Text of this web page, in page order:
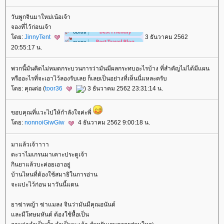
วันพูกจินมาใหม่เน้อเจ้า
จองที่ไว้ก่อนเจ้า
ดย: JinnyTent
3 ธันวาคม 2562
20:55:17 น.
พวกนี้มันคิดไม่หมดกระบวนการว่ามันมีผลกระทบอะไรบ้าง ที่สำคัญไม่ได้มีแผน
หรืออะไรที่จะเอาไว้ลองรับเลย ก็เลยเป็นอย่างที่เห็นนี่แหละครับ
ดย: คุณต่อ (toor36 ) 3 ธันวาคม 2562 23:31:14 น.
ขอบคุณที่แวะไปให้กำลังใจค่ะพี่
ดย: nonnoiGiwGiw 4 ธันวาคม 2562 9:00:18 น.
มาแล้วเจ้าาาา
ตะวาไมเกรนมาเคาะประตูเจ้า
กินยาแล้วบะค่อยเอาอยู่
บ้านไหนที่ต้องใช้สมาธิในการอ่าน
จะแปะไว้ก่อน มาวันนี้แตน
าฆ่าหญ้า ฆ่าแมลง จินว่ามันมีคุณอนันต์
ละมีโทษมหันต์ ต้องใช้หื้อเป็น